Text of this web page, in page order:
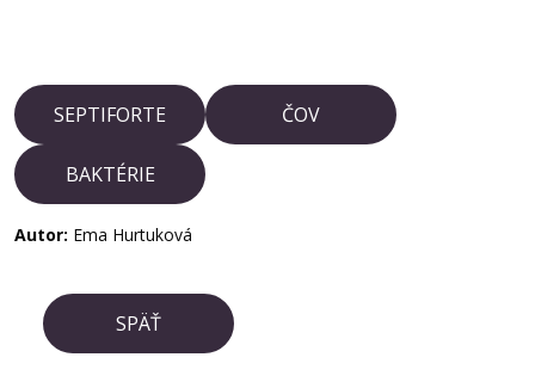
SEPTIFORTE ČOV
BAKTÉRIE
Autor: Ema Hurtuková
SPÄŤ